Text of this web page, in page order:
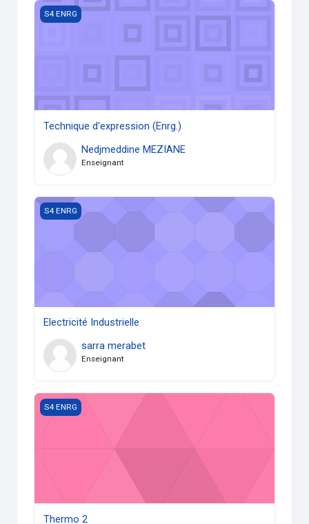
Technique d'expression (Enrg.)
S4 ENRG
Technique d'expression (Enrg.)
Nedjmeddine MEZIANE
Enseignant
Electricité Industrielle
S4 ENRG
Electricité Industrielle
sarra merabet
Enseignant
Thermo 2
S4 ENRG
Thermo 2